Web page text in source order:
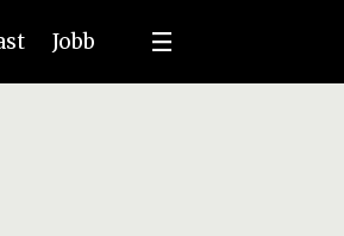
Jobb